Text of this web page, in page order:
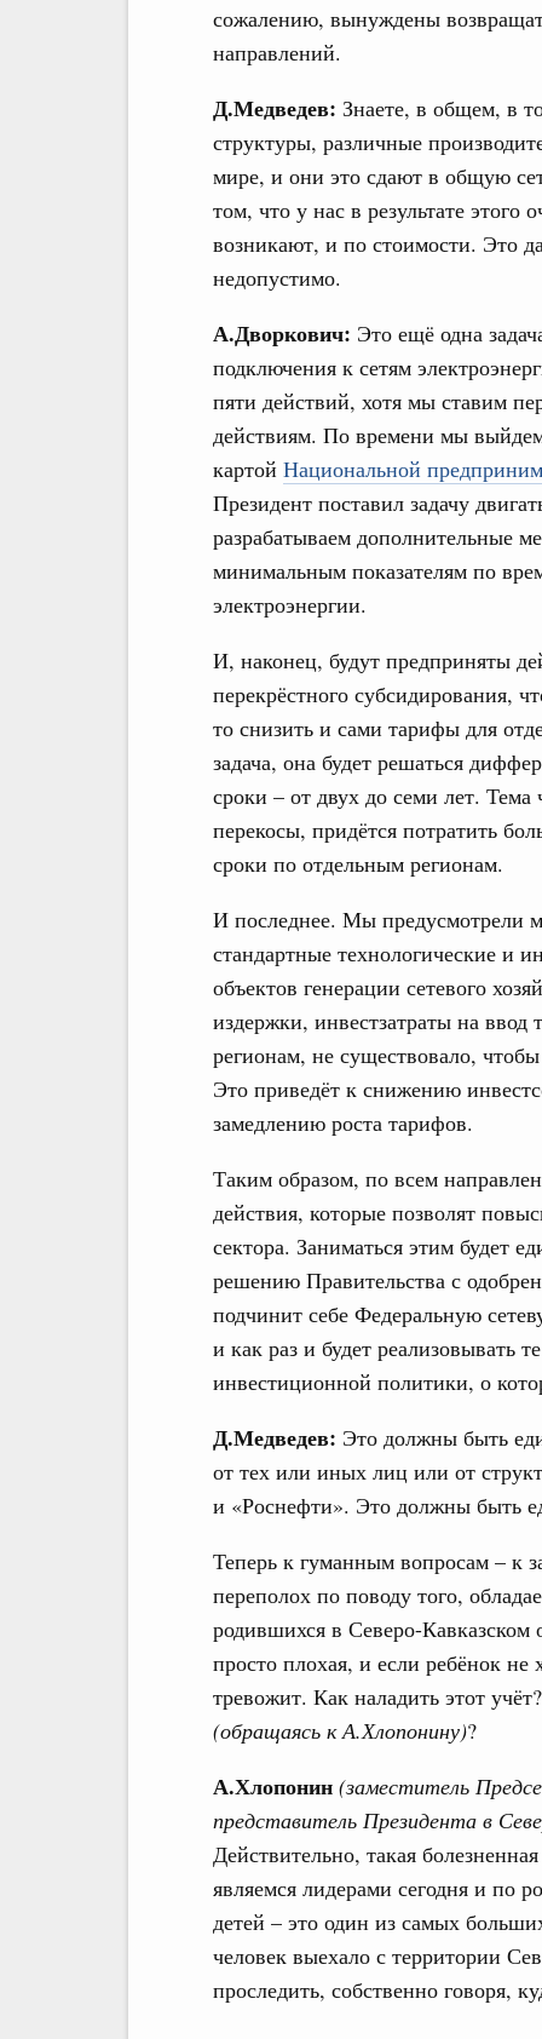
сожалению, вынуждены
направлений.
Д.Медведев: Знаете, в общем, в
структуры, различные
мире, и они это сдают в общую
том, что у нас в результате
возникают, и по стоимости. Это
недопустимо.
А.Дворкович: Это ещё одна
подключения к сетям
пяти действий, хотя мы ставим
действиям. По времени мы
картой Национальной
Президент поставил задачу
разрабатываем дополнительные
минимальным показателям по
электроэнергии.
И, наконец, будут предприняты
перекрёстного субсидирования,
то снизить и сами тарифы для
задача, она будет решаться
сроки – от двух до семи лет.
перекосы, придётся потратить
сроки по отдельным регионам.
И последнее. Мы предусмотрели
стандартные технологические и
объектов генерации сетевого
издержки, инвестзатраты на
регионам, не существовало,
Это приведёт к снижению
замедлению роста тарифов.
Таким образом, по всем
действия, которые позволят
сектора. Заниматься этим будет
решению Правительства с
подчинит себе Федеральную
и как раз и будет реализовывать
инвестиционной политики, о
Д.Медведев: Это должны быть
от тех или иных лиц или от
и «Роснефти». Это должны быть
Теперь к гуманным вопросам – к
переполох по поводу того,
родившихся в Северо-Кавказском
просто плохая, и если ребёнок
тревожит. Как наладить этот
(обращаясь к А.Хлопонину)?
А.Хлопонин (заместитель
представитель Президента в
Действительно, такая
являемся лидерами сегодня и по
детей – это один из самых
человек выехало с территории
проследить, собственно говоря,